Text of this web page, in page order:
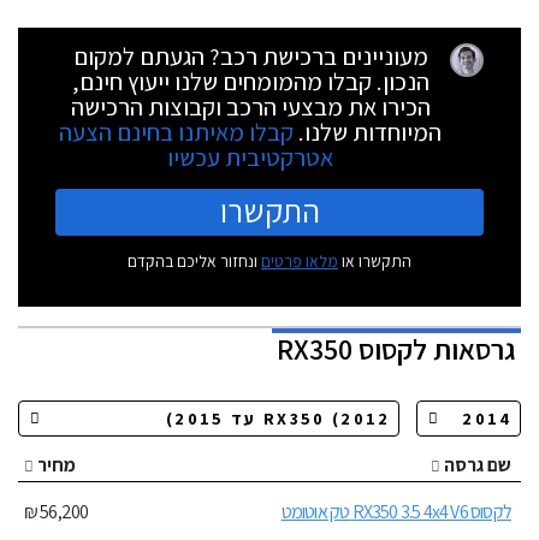
מעוניינים ברכישת רכב? הגעתם למקום
הנכון. קבלו מהמומחים שלנו ייעוץ חינם,
הכירו את מבצעי הרכב וקבוצות הרכישה
המיוחדות שלנו. קבלו מאיתנו בחינם הצעה
אטרקטיבית עכשיו
התקשרו
התקשרו או מלאו פרטים ונחזור אליכם בהקדם
גרסאותלקסוס RX350
שם גרסה
מחיר
לקסוס RX350 3.5 4x4 V6 טק אוטומט
56,200 ₪